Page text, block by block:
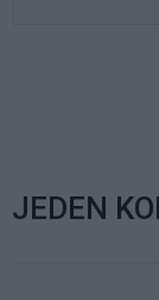
JEDEN